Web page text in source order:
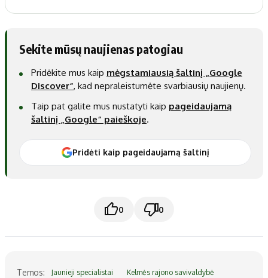
Sekite mūsų naujienas patogiau
Pridėkite mus kaip mėgstamiausią šaltinį „Google
Discover“, kad nepraleistumėte svarbiausių naujienų.
Taip pat galite mus nustatyti kaip pageidaujamą
šaltinį „Google“ paieškoje.
Pridėti kaip pageidaujamą šaltinį
0 0
Temos: Jaunieji specialistai Kelmės rajono savivaldybė